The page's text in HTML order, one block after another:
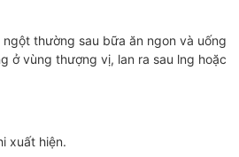
th­­ường sau bữa ăn ngon và uống
ở vùng th­­ượng vị, lan ra sau l­­ng hoặc
xuất hiện.